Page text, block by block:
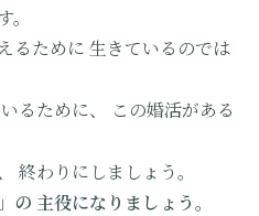
るために 生きているのでは
るために、
この婚活がある
終わりにしましょう。
の 主役になりましょう。